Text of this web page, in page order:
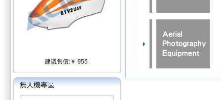
建議售價:￥ 955
無人機專區